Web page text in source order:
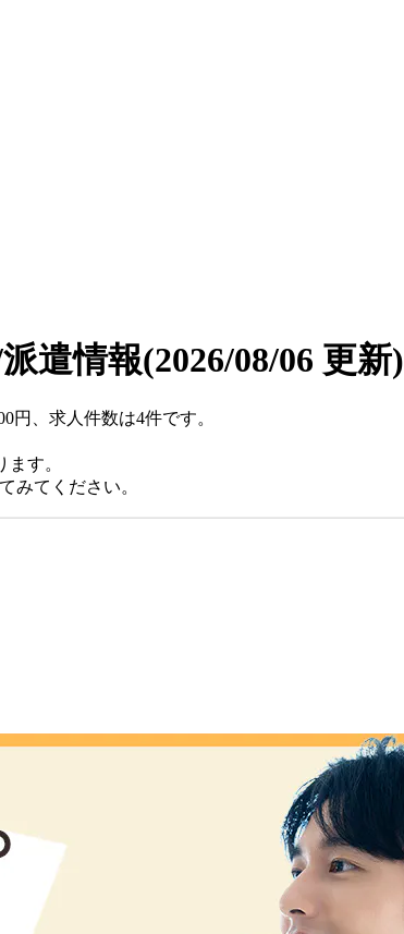
遣情報(2026/08/06 更新)
円、求人件数は4件です。
す。
みてください。